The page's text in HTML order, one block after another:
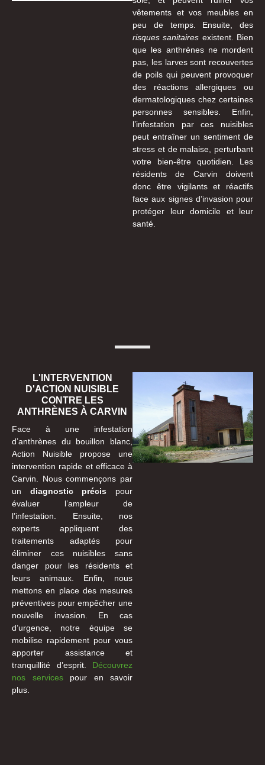
vêtements et vos meubles en
peu de temps. Ensuite, des
risques sanitaires existent. Bien
que les anthrènes ne mordent
pas, les larves sont recouvertes
de poils qui peuvent provoquer
des réactions allergiques ou
dermatologiques chez certaines
personnes sensibles. Enfin,
l’infestation par ces nuisibles
peut entraîner un sentiment de
stress et de malaise, perturbant
votre bien-être quotidien. Les
résidents de Carvin doivent
donc être vigilants et réactifs
face aux signes d’invasion pour
protéger leur domicile et leur
santé.
L'INTERVENTION
D'ACTION NUISIBLE
CONTRE LES
ANTHRÈNES À CARVIN
Face à une infestation
d’anthrènes du bouillon blanc,
Action Nuisible propose une
intervention rapide et efficace à
Carvin. Nous commençons par
un diagnostic précis pour
évaluer l’ampleur de
l’infestation. Ensuite, nos
experts appliquent des
traitements adaptés pour
éliminer ces nuisibles sans
danger pour les résidents et
leurs animaux. Enfin, nous
mettons en place des mesures
préventives pour empêcher une
nouvelle invasion. En cas
d’urgence, notre équipe se
mobilise rapidement pour vous
apporter assistance et
tranquillité d’esprit. Découvrez
nos servicespour en savoir
plus.